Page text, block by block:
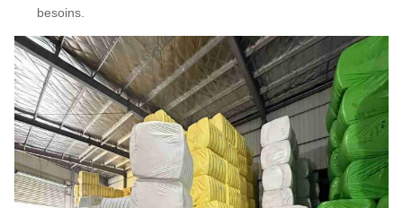
besoins.